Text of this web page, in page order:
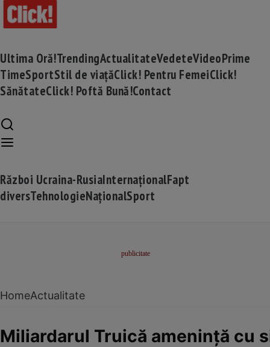
Ultima Oră!TrendingActualitateVedeteVideoPrime
TimeSportStil de viațăClick! Pentru FemeiClick!
SănătateClick! Poftă Bună!Contact
Război Ucraina-RusiaInternaționalFapt
diversTehnologieNaționalSport
HomeActualitate
Miliardarul Truică ameninţă cu